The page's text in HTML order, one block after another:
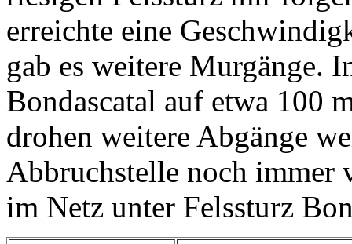
erreichte eine
gab es weitere Murgänge.
Bondascatal auf etwa 100
drohen weitere Abgänge
Abbruchstelle noch immer
im Netz unter Felssturz